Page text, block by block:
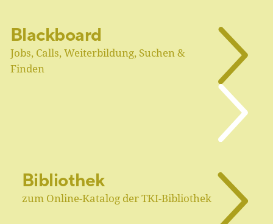
Blackboard
Jobs, Calls, Weiterbildung, Suchen &
Finden
Bibliothek
zum Online-Katalog der TKI-Bibliothek